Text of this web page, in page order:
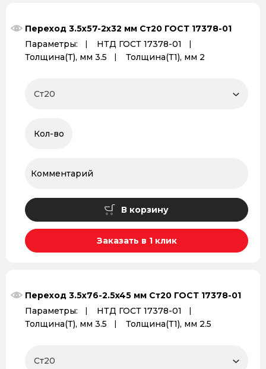
Переход 3.5x57-2x32 мм Ст20 ГОСТ 17378-01
Параметры:
НТД ГОСТ 17378-01
Толщина(Т), мм 3.5
Толщина(Т1), мм 2
В корзину
Заказать в 1 клик
Переход 3.5x76-2.5x45 мм Ст20 ГОСТ 17378-01
Параметры:
НТД ГОСТ 17378-01
Толщина(Т), мм 3.5
Толщина(Т1), мм 2.5